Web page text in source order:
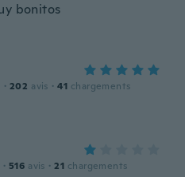
bonitos
· 202 avis · 41 chargements
· 516 avis · 21 chargements